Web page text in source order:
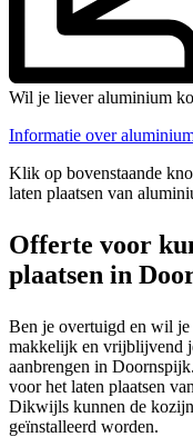
Wil je liever aluminium
Informatie over
Klik op bovenstaande
laten plaatsen van
Offerte voor
plaatsen in
Ben je overtuigd en wil je
makkelijk en vrijblijvend
aanbrengen in
voor het laten plaatsen
Dikwijls kunnen de
geïnstalleerd worden.